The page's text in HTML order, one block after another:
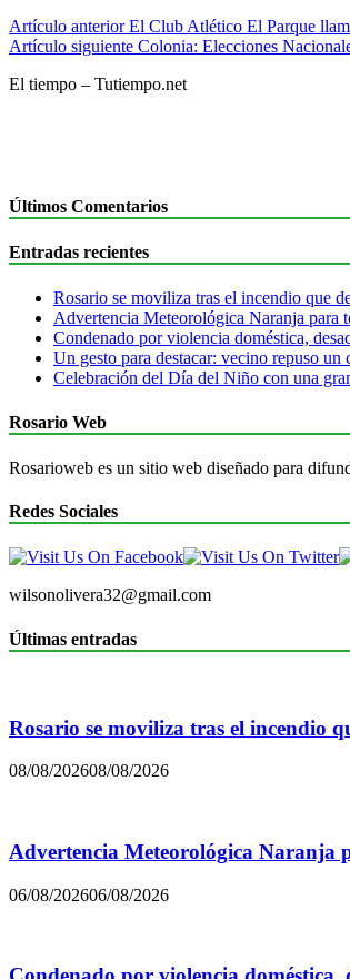
Artículo anterior El Club Atlético El Parque
Artículo siguiente Colonia: Elecciones
El tiempo – Tutiempo.net
Últimos Comentarios
Entradas recientes
Rosario se moviliza tras el incendio que
Advertencia Meteorológica Naranja para
Condenado por violencia doméstica,
Un gesto para destacar: vecino repuso
Celebración del Día del Niño con una
Rosario Web
Rosarioweb es un sitio web diseñado para
Redes Sociales
wilsonolivera32@gmail.com
Últimas entradas
Rosario se moviliza tras el incendio
08/08/202608/08/2026
Advertencia Meteorológica Naranja
06/08/202606/08/2026